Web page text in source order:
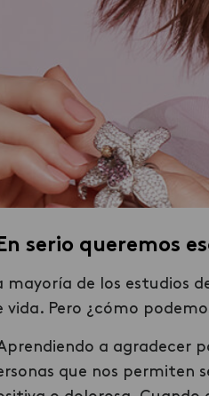
serio queremos
mayoría de los estudios
vida. Pero ¿cómo
a agradecer
que nos permiten